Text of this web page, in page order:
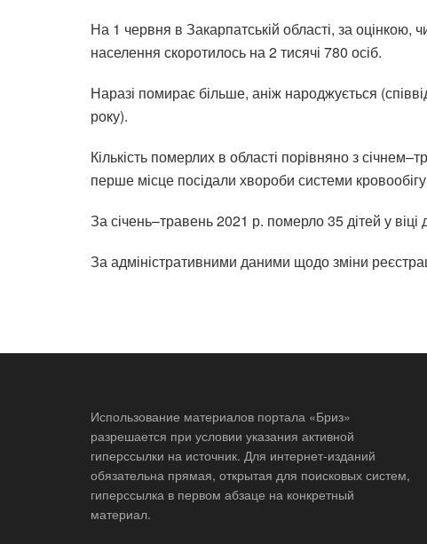
На 1 червня в Закарпатській області, за оцінкою,
населення скоротилось на 2 тисячі 780 осіб.
Наразі помирає більше, аніж народжується
року).
Кількість померлих в області порівняно з
перше місце посідали хвороби системи
За січень–травень 2021 р. померло 35 дітей у віці
За адміністративними даними щодо зміни
Использование материалов портала «Бриз»
разрешается при условии указания активной
гиперссылки на источник. Для интернет-изданий
обязательна прямая, открытая для поисковых систем,
гиперссылка в первом абзаце на конкретный
материал.